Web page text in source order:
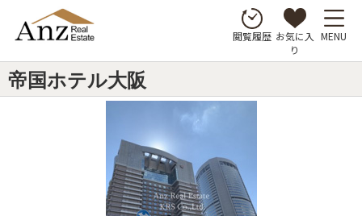
閲覧履歴 お気に入
り
MENU
帝国ホテル大阪